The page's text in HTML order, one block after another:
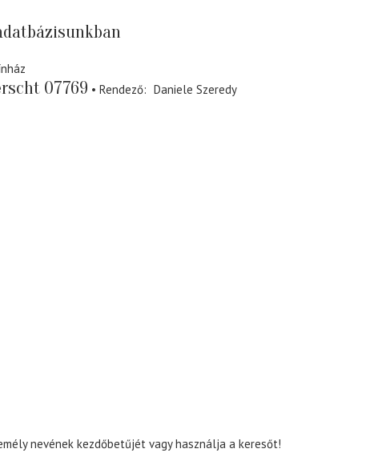
07769 Rendező
Daniele Szeredy
nevének kezdőbetűjét vagy használja a keresőt!